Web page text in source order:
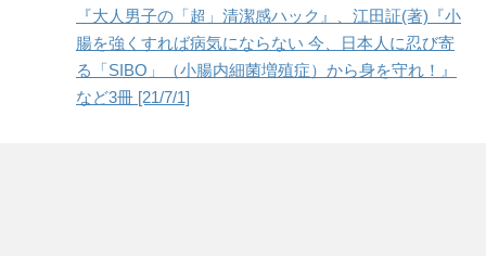
『大人男子の「超」清潔感ハック』、江田証(著)『小
腸を強くすれば病気にならない 今、日本人に忍び寄
る「SIBO」（小腸内細菌増殖症）から身を守れ！』
など3冊 [21/7/1]